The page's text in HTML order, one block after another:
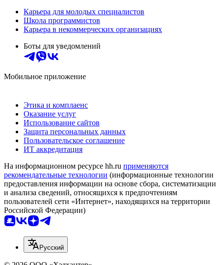
Карьера для молодых специалистов
Школа программистов
Карьера в некоммерческих организациях
Боты для уведомлений
Мобильное приложение
Этика и комплаенс
Оказание услуг
Использование сайтов
Защита персональных данных
Пользовательское соглашение
ИТ аккредитация
На информационном ресурсе hh.ru применяются
рекомендательные технологии (информационные технологии
предоставления информации на основе сбора, систематизации
и анализа сведений, относящихся к предпочтениям
пользователей сети «Интернет», находящихся на территории
Российской Федерации)
Русский